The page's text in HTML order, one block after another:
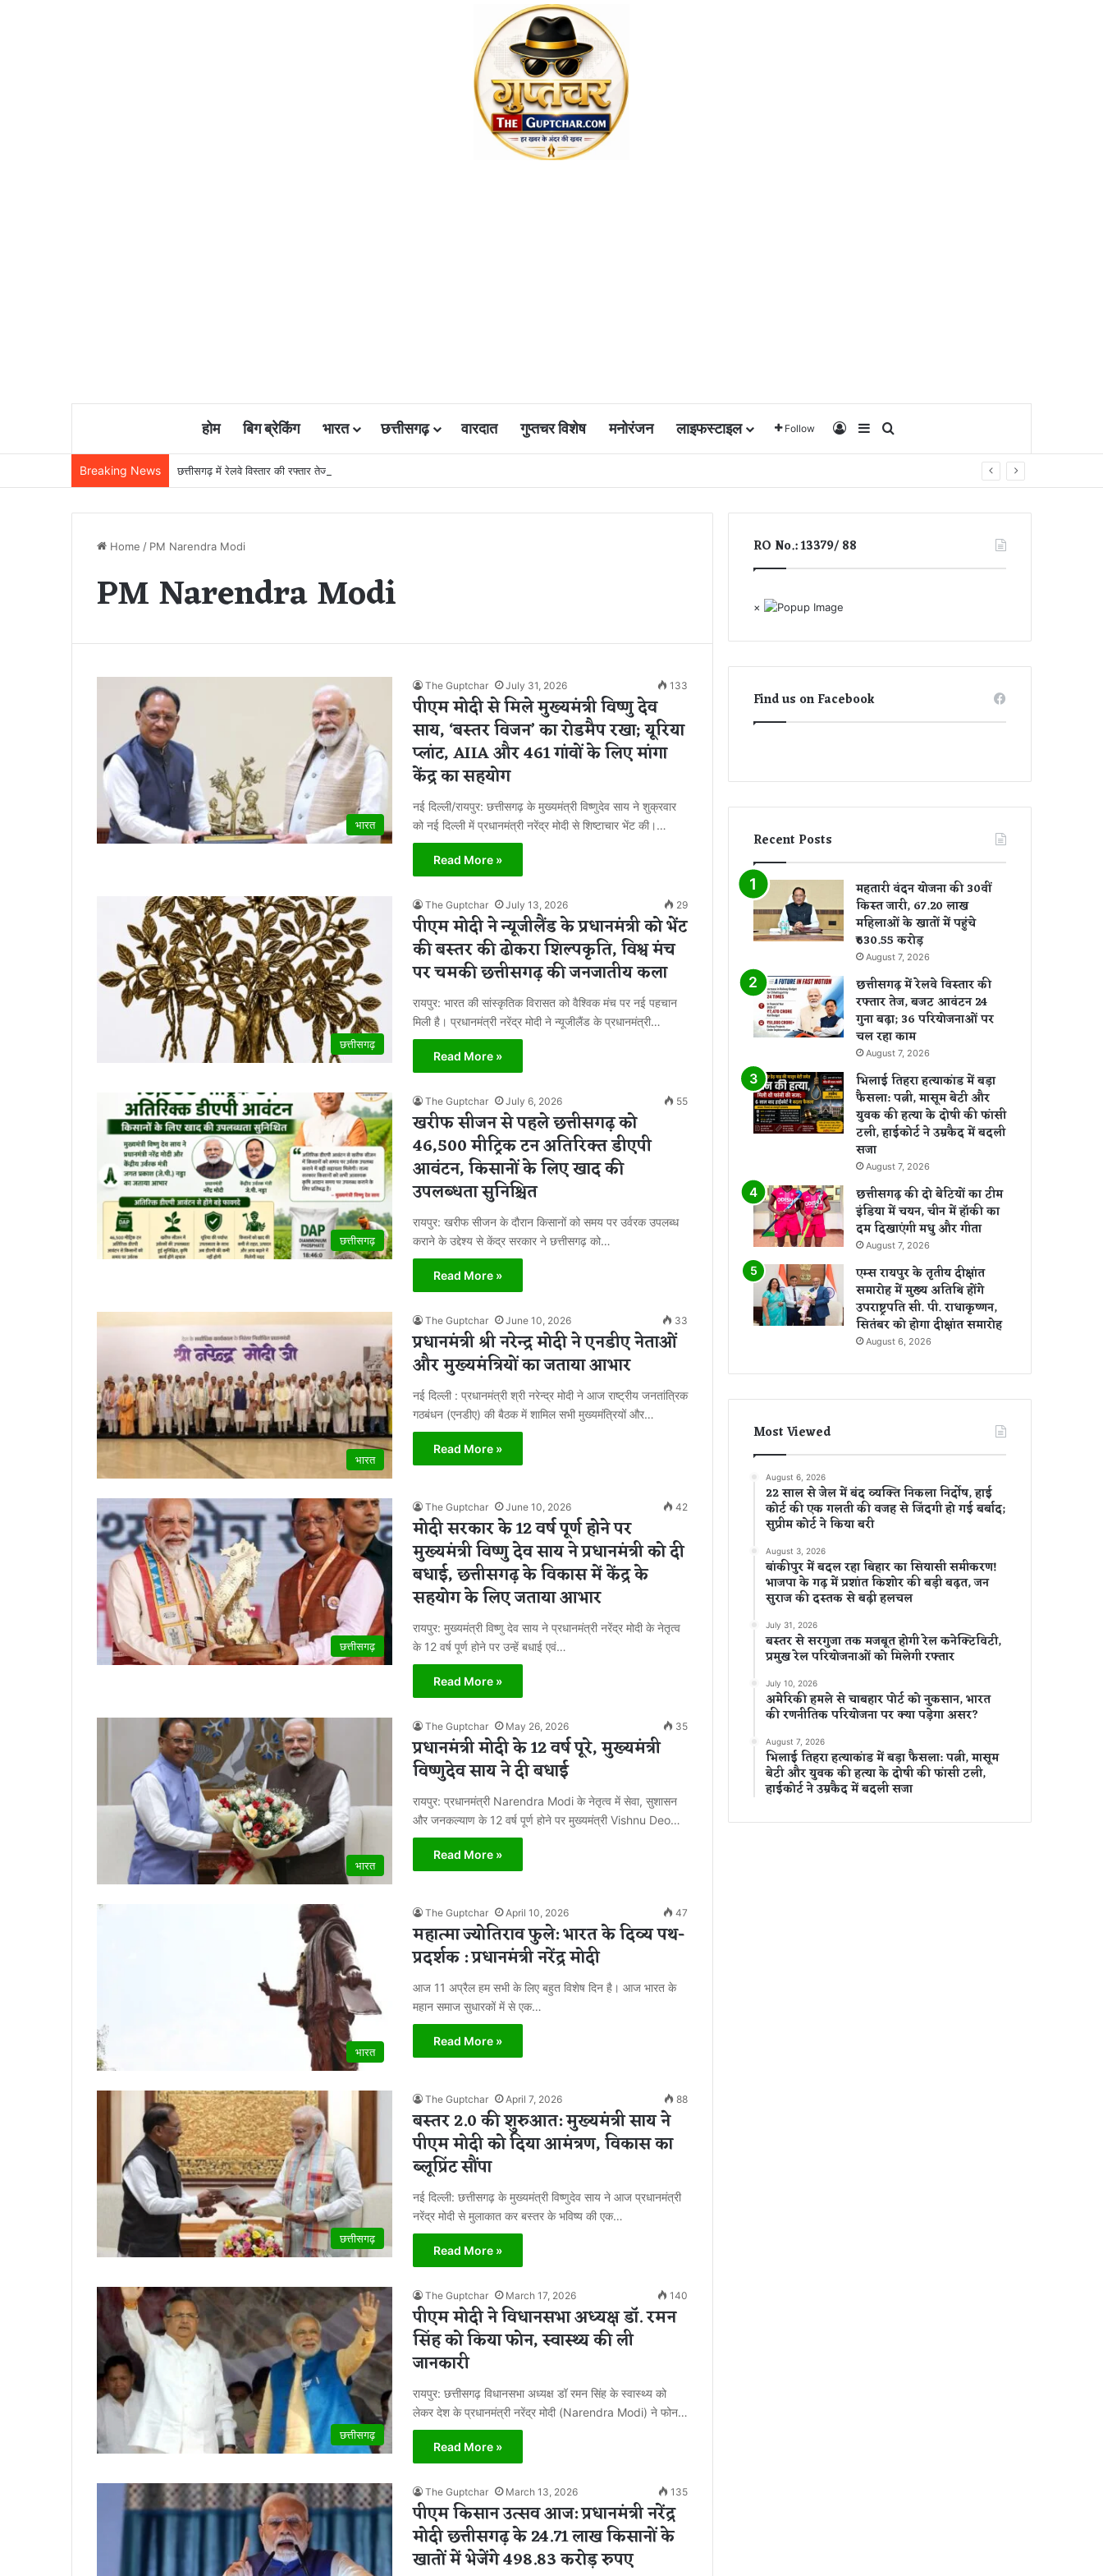
होम बिग ब्रेकिंग भारत छत्तीसगढ़ वारदात गुप्तचर विशेष मनोरंजन लाइफस्टाइल Follow Log InSidebar
Breaking News छत्तीसगढ़ में रेलवे विस्तार की रफ्तार तेज, बजट आवंटन 24 गुना बढ़ा; 36 परियोजनाओं पर चल रहा काम
Home / PM Narendra Modi
PM Narendra Modi
भारत
The Guptchar July 31, 2026 133
पीएम मोदी से मिले मुख्यमंत्री विष्णु देव
साय, ‘बस्तर विजन’ का रोडमैप रखा; यूरिया
प्लांट, AIIA और 461 गांवों के लिए मांगा
केंद्र का सहयोग
नई दिल्ली/रायपुर: छत्तीसगढ़ के मुख्यमंत्री विष्णुदेव साय ने शुक्रवार
को नई दिल्ली में प्रधानमंत्री नरेंद्र मोदी से शिष्टाचार भेंट की।…
Read More »
छत्तीसगढ़
The Guptchar July 13, 2026 29
पीएम मोदी ने न्यूजीलैंड के प्रधानमंत्री को भेंट
की बस्तर की ढोकरा शिल्पकृति, विश्व मंच
पर चमकी छत्तीसगढ़ की जनजातीय कला
रायपुर: भारत की सांस्कृतिक विरासत को वैश्विक मंच पर नई पहचान
मिली है। प्रधानमंत्री नरेंद्र मोदी ने न्यूजीलैंड के प्रधानमंत्री…
Read More »
छत्तीसगढ़
The Guptchar July 6, 2026 55
खरीफ सीजन से पहले छत्तीसगढ़ को
46,500 मीट्रिक टन अतिरिक्त डीएपी
आवंटन, किसानों के लिए खाद की
उपलब्धता सुनिश्चित
रायपुर: खरीफ सीजन के दौरान किसानों को समय पर उर्वरक उपलब्ध
कराने के उद्देश्य से केंद्र सरकार ने छत्तीसगढ़ को…
Read More »
भारत
The Guptchar June 10, 2026 33
प्रधानमंत्री श्री नरेन्द्र मोदी ने एनडीए नेताओं
और मुख्यमंत्रियों का जताया आभार
नई दिल्ली : प्रधानमंत्री श्री नरेन्द्र मोदी ने आज राष्ट्रीय जनतांत्रिक
गठबंधन (एनडीए) की बैठक में शामिल सभी मुख्यमंत्रियों और…
Read More »
छत्तीसगढ़
The Guptchar June 10, 2026 42
मोदी सरकार के 12 वर्ष पूर्ण होने पर
मुख्यमंत्री विष्णु देव साय ने प्रधानमंत्री को दी
बधाई, छत्तीसगढ़ के विकास में केंद्र के
सहयोग के लिए जताया आभार
रायपुर: मुख्यमंत्री विष्णु देव साय ने प्रधानमंत्री नरेंद्र मोदी के नेतृत्व
के 12 वर्ष पूर्ण होने पर उन्हें बधाई एवं…
Read More »
भारत
The Guptchar May 26, 2026 35
प्रधानमंत्री मोदी के 12 वर्ष पूरे, मुख्यमंत्री
विष्णुदेव साय ने दी बधाई
रायपुर: प्रधानमंत्री Narendra Modi के नेतृत्व में सेवा, सुशासन
और जनकल्याण के 12 वर्ष पूर्ण होने पर मुख्यमंत्री Vishnu Deo…
Read More »
भारत
The Guptchar April 10, 2026 47
महात्मा ज्योतिराव फुले: भारत के दिव्य पथ-
प्रदर्शक : प्रधानमंत्री नरेंद्र मोदी
आज 11 अप्रैल हम सभी के लिए बहुत विशेष दिन है। आज भारत के
महान समाज सुधारकों में से एक…
Read More »
छत्तीसगढ़
The Guptchar April 7, 2026 88
बस्तर 2.0 की शुरुआत: मुख्यमंत्री साय ने
पीएम मोदी को दिया आमंत्रण, विकास का
ब्लूप्रिंट सौंपा
नई दिल्ली: छत्तीसगढ़ के मुख्यमंत्री विष्णुदेव साय ने आज प्रधानमंत्री
नरेंद्र मोदी से मुलाकात कर बस्तर के भविष्य की एक…
Read More »
छत्तीसगढ़
The Guptchar March 17, 2026 140
पीएम मोदी ने विधानसभा अध्यक्ष डॉ. रमन
सिंह को किया फोन, स्वास्थ्य की ली
जानकारी
रायपुर: छत्तीसगढ़ विधानसभा अध्यक्ष डॉ रमन सिंह के स्वास्थ्य को
लेकर देश के प्रधानमंत्री नरेंद्र मोदी (Narendra Modi) ने फोन…
Read More »
The Guptchar March 13, 2026 135
पीएम किसान उत्सव आज: प्रधानमंत्री नरेंद्र
मोदी छत्तीसगढ़ के 24.71 लाख किसानों के
खातों में भेजेंगे 498.83 करोड़ रुपए
RO No.: 13379/ 88
×
Find us on Facebook
Recent Posts
महतारी वंदन योजना की 30वीं
किस्त जारी, 67.20 लाख
महिलाओं के खातों में पहुंचे
₹630.55 करोड़
August 7, 2026
छत्तीसगढ़ में रेलवे विस्तार की
रफ्तार तेज, बजट आवंटन 24
गुना बढ़ा; 36 परियोजनाओं पर
चल रहा काम
August 7, 2026
भिलाई तिहरा हत्याकांड में बड़ा
फैसला: पत्नी, मासूम बेटी और
युवक की हत्या के दोषी की फांसी
टली, हाईकोर्ट ने उम्रकैद में बदली
सजा
August 7, 2026
छत्तीसगढ़ की दो बेटियों का टीम
इंडिया में चयन, चीन में हॉकी का
दम दिखाएंगी मधु और गीता
August 7, 2026
एम्स रायपुर के तृतीय दीक्षांत
समारोह में मुख्य अतिथि होंगे
उपराष्ट्रपति सी. पी. राधाकृष्णन,
सितंबर को होगा दीक्षांत समारोह
August 6, 2026
Most Viewed
August 6, 2026
22 साल से जेल में बंद व्यक्ति निकला निर्दोष, हाई
कोर्ट की एक गलती की वजह से जिंदगी हो गई बर्बाद;
सुप्रीम कोर्ट ने किया बरी
August 3, 2026
बांकीपुर में बदल रहा बिहार का सियासी समीकरण!
भाजपा के गढ़ में प्रशांत किशोर की बड़ी बढ़त, जन
सुराज की दस्तक से बढ़ी हलचल
July 31, 2026
बस्तर से सरगुजा तक मजबूत होगी रेल कनेक्टिविटी,
प्रमुख रेल परियोजनाओं को मिलेगी रफ्तार
July 10, 2026
अमेरिकी हमले से चाबहार पोर्ट को नुकसान, भारत
की रणनीतिक परियोजना पर क्या पड़ेगा असर?
August 7, 2026
भिलाई तिहरा हत्याकांड में बड़ा फैसला: पत्नी, मासूम
बेटी और युवक की हत्या के दोषी की फांसी टली,
हाईकोर्ट ने उम्रकैद में बदली सजा